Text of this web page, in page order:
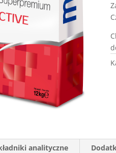
analityczne